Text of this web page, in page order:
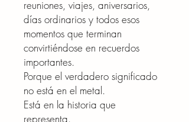
reuniones, viajes, aniversarios,
días ordinarios y todos esos
momentos que terminan
convirtiéndose en recuerdos
importantes.
Porque el verdadero significado
no está en el metal.
Está en la historia que
representa.